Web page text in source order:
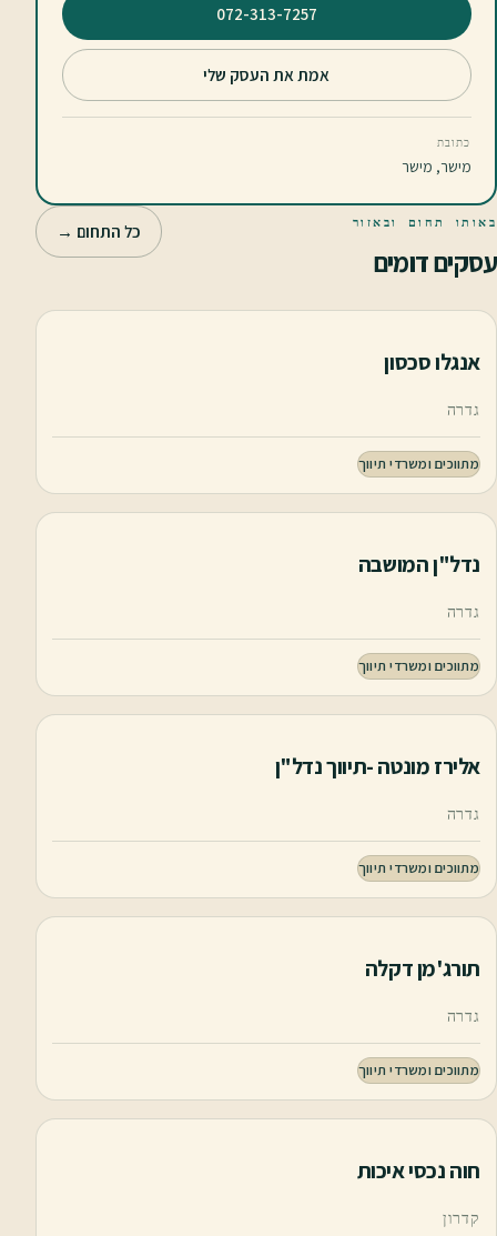
⁦072-313-7257⁩
אמת את העסק שלי
כתובת
מישר, מישר
באותו תחום ובאזור
עסקים דומים
כל התחום →
אנגלו סכסון
גדרה
מתווכים ומשרדי תיווך
נדל"ן המושבה
גדרה
מתווכים ומשרדי תיווך
אלירז מונטה -תיווך נדל"ן
גדרה
מתווכים ומשרדי תיווך
תורג'מן דקלה
גדרה
מתווכים ומשרדי תיווך
חוה נכסי איכות
קדרון